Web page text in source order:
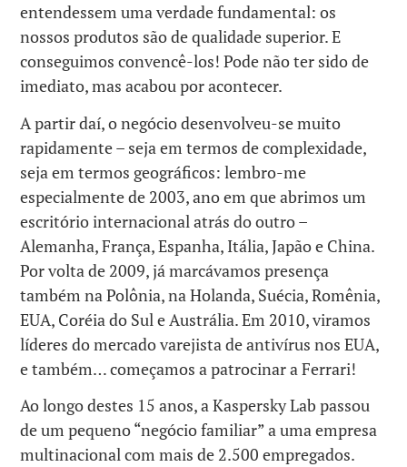
entendessem uma verdade fundamental: os
nossos produtos são de qualidade superior. E
conseguimos convencê-los! Pode não ter sido de
imediato, mas acabou por acontecer.
A partir daí, o negócio desenvolveu-se muito
rapidamente – seja em termos de complexidade,
seja em termos geográficos: lembro-me
especialmente de 2003, ano em que abrimos um
escritório internacional atrás do outro –
Alemanha, França, Espanha, Itália, Japão e China.
Por volta de 2009, já marcávamos presença
também na Polônia, na Holanda, Suécia, Romênia,
EUA, Coréia do Sul e Austrália. Em 2010, viramos
líderes do mercado varejista de antivírus nos EUA,
e também… começamos a patrocinar a Ferrari!
Ao longo destes 15 anos, a Kaspersky Lab passou
de um pequeno “negócio familiar” a uma empresa
multinacional com mais de 2.500 empregados.